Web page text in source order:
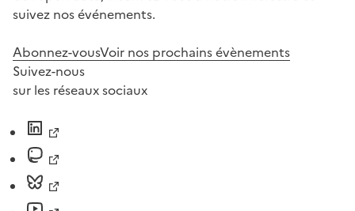
suivez nos événements.
Abonnez-vousVoir nos prochains évènements
Suivez-nous
sur les réseaux sociaux